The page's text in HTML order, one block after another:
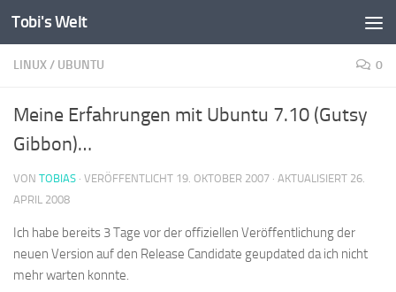
Zum Inhalt springen
Tobi's Welt
LINUX/ UBUNTU 0
Meine Erfahrungen mit Ubuntu 7.10 (Gutsy
Gibbon)…
VON TOBIAS · VERÖFFENTLICHT 19. OKTOBER 2007 · AKTUALISIERT 26.
APRIL 2008
Ich habe bereits 3 Tage vor der offiziellen Veröffentlichung der
neuen Version auf den Release Candidate geupdated da ich nicht
mehr warten konnte.